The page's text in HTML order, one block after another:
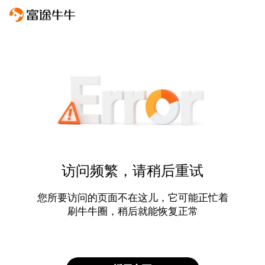
访问频繁，请稍后重试
您所要访问的页面不在这儿，它可能正忙着
刷牛牛圈，稍后就能恢复正常